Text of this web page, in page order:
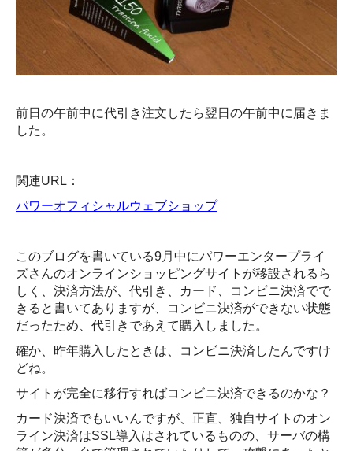
前日の午前中に代引き注文したら翌日の午前中に届きま
した。
関連URL：
パワーオフィシャルウェブショップ
このブログを書いている9月中にパワーエンタープライ
ズさんのオンラインショッピングサイトが移設されるら
しく、決済方法が、代引き、カード、コンビニ決済でで
きると書いてありますが、コンビニ決済ができない状態
だったため、代引きであえて購入しました。
確か、昨年購入したときは、コンビニ決済したんですけ
どね。
サイトが完全に移行すればコンビニ決済できるのかな？
カード決済でもいいんですが、正直、独自サイトのオン
ライン決済はSSL導入はされているものの、サーバの構